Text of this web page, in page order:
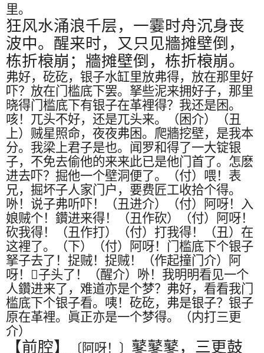
里。
狂风水涌浪千层，一霎时舟沉身丧
波中。醒来时，又只见牆摊壁倒，
栋折榱崩；牆摊壁倒，栋折榱崩。
弗好，矻矻，银子水缸里放弗得，放在那里好
吓？放在门槛底下罢。拏些泥来拥好子，那里
晓得门槛底下有银子在革裡得？我还是困。
咳！兀头不好，还是兀头来。（困介）（丑
上）贼星照命，夜夜弗困。爬牆挖壁，是我本
分。我梁上君子是也。闻罗和得了一大锭银
子，不免去偷他的来来此已是他门首了。怎麽
进去吓？掘他一个壁洞便了。（付）喂！表
兄，掘坏子人家门户，要费匠工收拾个得。
𠰻！说子弗听吓！（丑进介）（付）阿呀！入
娘贼个！鑽进来得！（丑作砍）（付）阿呀！
砍我得！（丑作打）（付）打我得！（丑）在
这裡了。（下）（付）阿呀！门槛底下个银子
拏子去了！捉贼！捉贼！（作起撞门介）阿
呀！ 𥕱子头了！（醒介） 𠰻！我明明看见一个
人鑽进来了，难道亦是个梦？弗好，看看我门
槛底下个银子看。咦！矻矻，弗是银子？银子
原在革裡。眞正亦是一个梦得。（内打三更
介）
【前腔】 〔阿呀！〕 鼕鼕鼕，三更鼓